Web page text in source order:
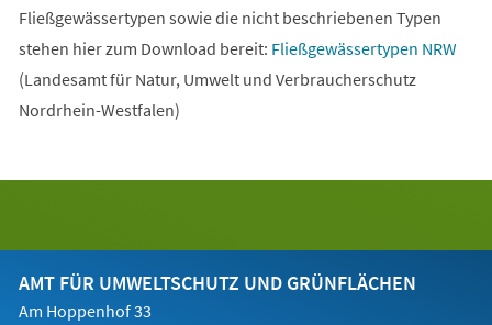
Fließgewässertypen sowie die nicht beschriebenen Typen
stehen hier zum Download bereit: Fließgewässertypen NRW
(Öffnet
einem
(Landesamt für Natur, Umwelt und Verbraucherschutz
Nordrhein-Westfalen)
AMT FÜR UMWELTSCHUTZ UND GRÜNFLÄCHEN
Am Hoppenhof 33